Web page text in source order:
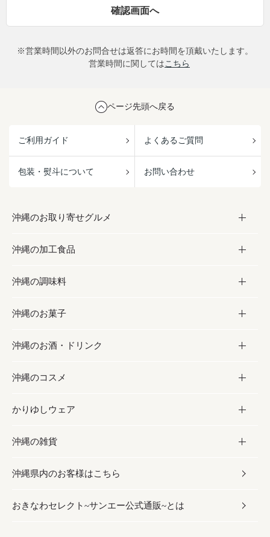
※営業時間以外のお問合せは返答にお時間を頂戴いたします。
営業時間に関してはこちら
ページ先頭へ戻る
ご利用ガイド よくあるご質問
包装・熨斗について お問い合わせ
沖縄のお取り寄せグルメ
お取り寄せグルメ
フルーツ・野菜
お肉
海産物
沖縄の加工食品
加工食品
缶詰／パウチ
沖縄料理
沖縄そば／乾麺
レトルト食品
乾物／粉類
沖縄の調味料
調味料
砂糖／黒砂糖
塩
お酢／ドレッシング
しょうゆ
みそ
だし／スパイス／島唐辛子
沖縄のお菓子
お菓子
黒糖
ちんすこう
伝統菓子
スナック
おつまみ
沖縄のお酒・ドリンク
お酒・ドリンク
泡盛
ビール・チューハイ
ワイン・ウィスキー・カクテル
ドリンク
沖縄のコスメ
コスメ
スキンケア
ボディケア
ヘアケア
かりゆしウェア
かりゆしウェア
メンズ
レディース
沖縄の雑貨
雑貨
沖縄ファッション
沖縄県内のお客様はこちら
おきなわセレクト~サンエー公式通販~とは